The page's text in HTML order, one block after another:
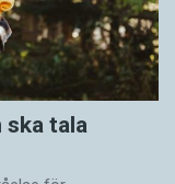
ska tala